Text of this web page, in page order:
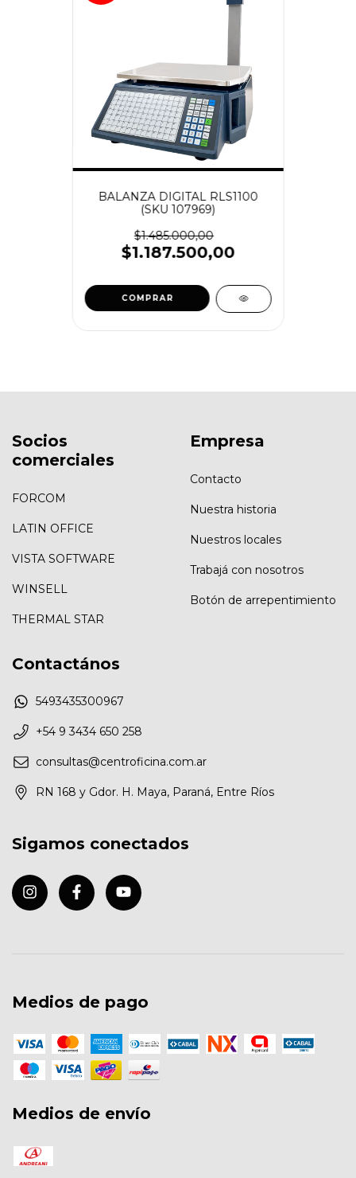
BALANZA DIGITAL RLS1100
(SKU 107969)
$1.485.000,00
$1.187.500,00
Socios
comerciales
FORCOM
LATIN OFFICE
VISTA SOFTWARE
WINSELL
THERMAL STAR
Empresa
Contacto
Nuestra historia
Nuestros locales
Trabajá con nosotros
Botón de arrepentimiento
Contactános
5493435300967
+54 9 3434 650 258
consultas@centroficina.com.ar
RN 168 y Gdor. H. Maya, Paraná, Entre Ríos
Sigamos conectados
Medios de pago
Medios de envío